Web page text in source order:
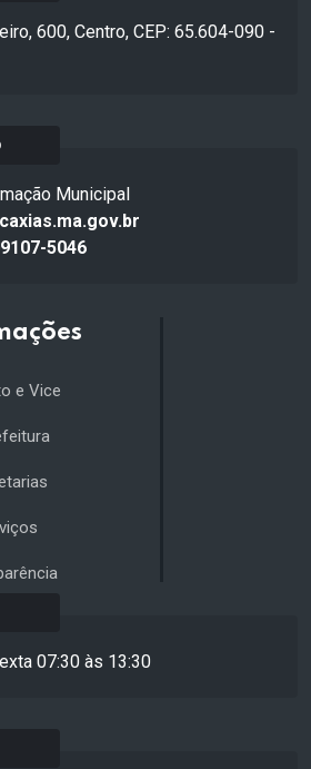
600, Centro, CEP: 65.604-090 -
Municipal
5046
e Vice
07:30 às 13:30